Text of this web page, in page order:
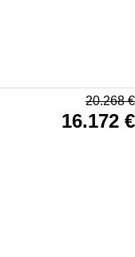
20.268€
16.172 €